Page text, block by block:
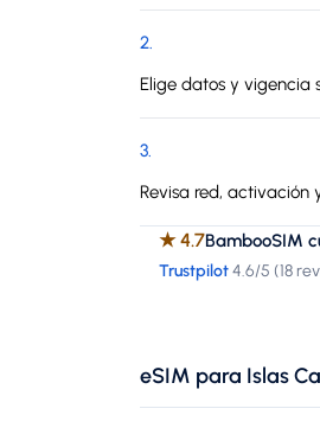
2.
Elige datos y vigencia
3.
Revisa red, activación
★4.7BambooSIM
Trustpilot4.6/5 (18
eSIM para Islas